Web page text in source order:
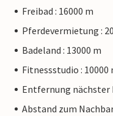
Freibad : 16000 m
Pferdevermietung :
Badeland : 13000 m
Fitnessstudio : 10000
Entfernung nächster
Abstand zum